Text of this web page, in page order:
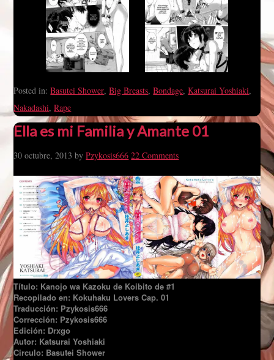
Posted in:Basutei Shower,Big Breasts,Bondage,Katsurai Yoshiaki,
Nakadashi,Rape
Ella es mi Familia y Amante 01
30 octubre, 2013 byPzykosis666 22 Comments
Título: Kanojo wa Kazoku de Koibito de #1
Recopilado en: Kokuhaku Lovers Cap. 01
Traducción: Pzykosis666
Corrección: Pzykosis666
Edición: Drxgo
Autor: Katsurai Yoshiaki
Circulo: Basutei Shower